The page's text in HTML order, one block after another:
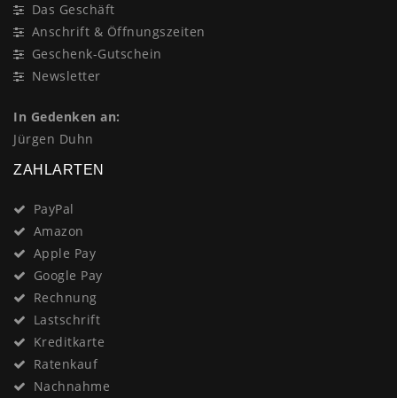
Das Geschäft
Anschrift & Öffnungszeiten
Geschenk-Gutschein
Newsletter
In Gedenken an:
Jürgen Duhn
ZAHLARTEN
PayPal
Amazon
Apple Pay
Google Pay
Rechnung
Lastschrift
Kreditkarte
Ratenkauf
Nachnahme